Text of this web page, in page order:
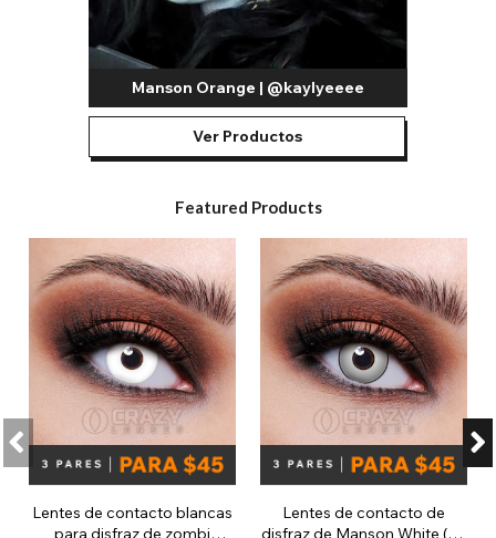
Manson Orange | @kaylyeeee
Ver Productos
Featured Products
Lentes de contacto blancas
para disfraz de zombi
Lentes de contacto de
disfraz de Manson White (30